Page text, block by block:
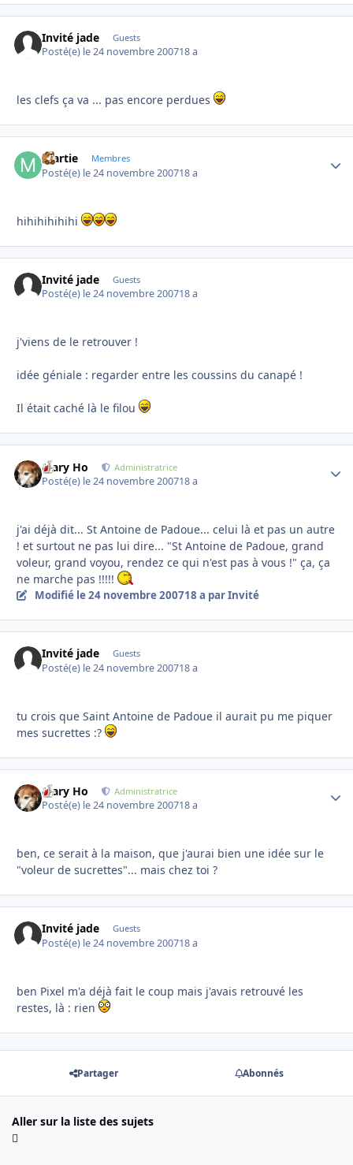
Invité jade Guests
Posté(e) le 24 novembre 200718 a
les clefs ça va ... pas encore perdues
martie Membres
Posté(e) le 24 novembre 200718 a
hihihihihihi
Invité jade Guests
Posté(e) le 24 novembre 200718 a
j'viens de le retrouver !
idée géniale : regarder entre les coussins du canapé !
Il était caché là le filou
Mary Ho Administratrice
Posté(e) le 24 novembre 200718 a
j'ai déjà dit... St Antoine de Padoue... celui là et pas un autre
! et surtout ne pas lui dire... "St Antoine de Padoue, grand
voleur, grand voyou, rendez ce qui n'est pas à vous !" ça, ça
ne marche pas !!!!!
Modifié le 24 novembre 200718 a par Invité
Invité jade Guests
Posté(e) le 24 novembre 200718 a
tu crois que Saint Antoine de Padoue il aurait pu me piquer
mes sucrettes :?
Mary Ho Administratrice
Posté(e) le 24 novembre 200718 a
ben, ce serait à la maison, que j'aurai bien une idée sur le
"voleur de sucrettes"... mais chez toi ?
Invité jade Guests
Posté(e) le 24 novembre 200718 a
ben Pixel m'a déjà fait le coup mais j'avais retrouvé les
restes, là : rien
Partager Abonnés
Aller sur la liste des sujets